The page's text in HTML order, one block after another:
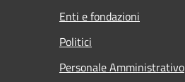
Enti e fondazioni
Politici
Personale Amministrativo